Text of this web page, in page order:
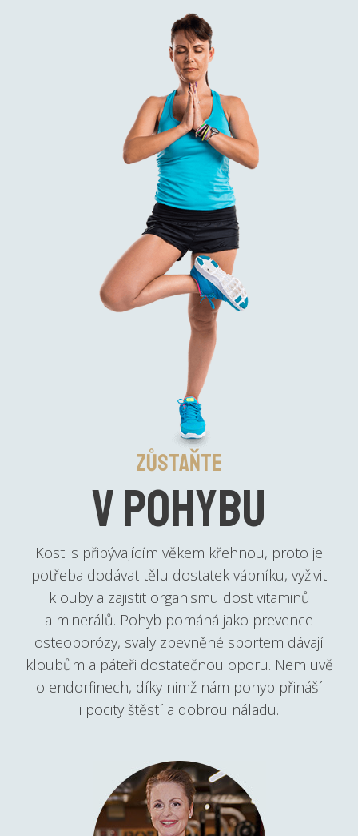
Zůstaňte
v pohybu
Kosti s přibývajícím věkem křehnou, proto je
potřeba dodávat tělu dostatek vápníku, vyživit
klouby a zajistit organismu dost vitaminů
a minerálů. Pohyb pomáhá jako prevence
osteoporózy, svaly zpevněné sportem dávají
kloubům a páteři dostatečnou oporu. Nemluvě
o endorfinech, díky nimž nám pohyb přináší
i pocity štěstí a dobrou náladu.